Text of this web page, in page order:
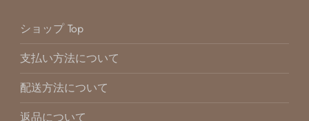
ショップ Top
支払い方法について
配送方法について
返品について